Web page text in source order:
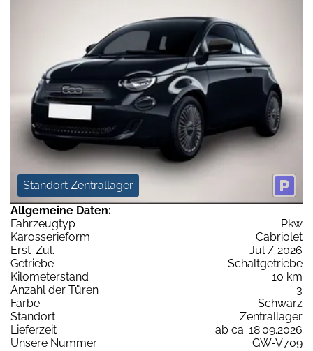
Standort Zentrallager
Allgemeine Daten:
Fahrzeugtyp
Pkw
Karosserieform
Cabriolet
Erst-Zul.
Jul / 2026
Getriebe
Schaltgetriebe
Kilometerstand
10 km
Anzahl der Türen
3
Farbe
Schwarz
Standort
Zentrallager
Lieferzeit
ab ca. 18.09.2026
Unsere Nummer
GW-V709